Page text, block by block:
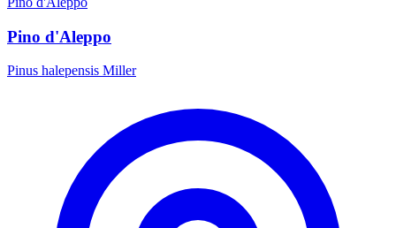
Pino d'Aleppo
Pinus halepensis Miller